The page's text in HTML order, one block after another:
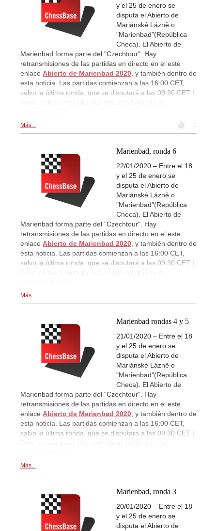
y el 25 de enero se
disputa el Abierto de
Mariánské Lázně o
"Marienbad"(República
Checa). El Abierto de
Marienbad forma parte del "Czechtour". Hay
retransmisiones de las partidas en directo en el este
enlace Abierto de Marienbad 2020 , y también dentro de
esta noticia. Las partidas comienzan a las 16:00 CET,
salvo la última ronda, que se disputará a las 09:30 CET |
Más... 1
Marienbad, ronda 6
22/01/2020 – Entre el 18
y el 25 de enero se
disputa el Abierto de
Mariánské Lázně o
"Marienbad"(República
Checa). El Abierto de
Marienbad forma parte del "Czechtour". Hay
retransmisiones de las partidas en directo en el este
enlace Abierto de Marienbad 2020 , y también dentro de
esta noticia. Las partidas comienzan a las 16:00 CET,
salvo la última ronda, que se disputará a las 09:30 CET |
Más...
Marienbad rondas 4 y 5
21/01/2020 – Entre el 18
y el 25 de enero se
disputa el Abierto de
Mariánské Lázně o
"Marienbad"(República
Checa). El Abierto de
Marienbad forma parte del "Czechtour". Hay
retransmisiones de las partidas en directo en el este
enlace Abierto de Marienbad 2020 , y también dentro de
esta noticia. Las partidas comienzan a las 16:00 CET,
salvo la última ronda, que se disputará a las 09:30 CET |
Más...
Marienbad, ronda 3
20/01/2020 – Entre el 18
y el 25 de enero se
disputa el Abierto de